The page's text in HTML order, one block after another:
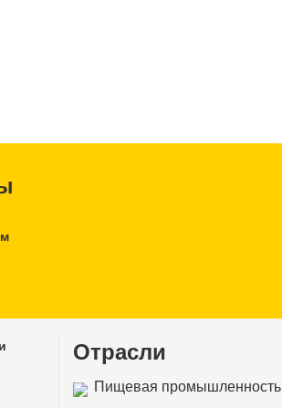
Отрасли
Пищевая промышленность